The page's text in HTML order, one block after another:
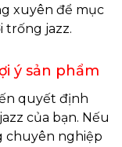
xuyên để mục
trống jazz.
ý sản phẩm
quyết định
của bạn. Nếu
chuyên nghiệp